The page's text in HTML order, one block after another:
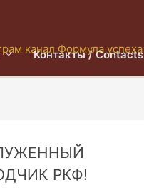
Контакты / Contacts
РКФ!